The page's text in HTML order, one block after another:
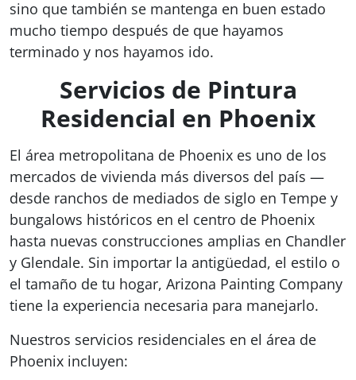
sino que también se mantenga en buen estado
mucho tiempo después de que hayamos
terminado y nos hayamos ido.
Servicios de Pintura
Residencial en Phoenix
El área metropolitana de Phoenix es uno de los
mercados de vivienda más diversos del país —
desde ranchos de mediados de siglo en Tempe y
bungalows históricos en el centro de Phoenix
hasta nuevas construcciones amplias en Chandler
y Glendale. Sin importar la antigüedad, el estilo o
el tamaño de tu hogar, Arizona Painting Company
tiene la experiencia necesaria para manejarlo.
Nuestros servicios residenciales en el área de
Phoenix incluyen: